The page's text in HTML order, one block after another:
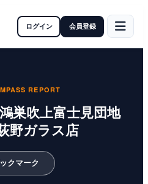
ログイン 会員登録
REPORT
巣吹上富士見団地
野ガラス店
クマーク